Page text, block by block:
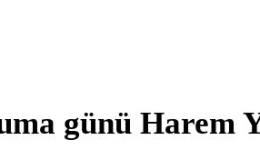
günü Harem